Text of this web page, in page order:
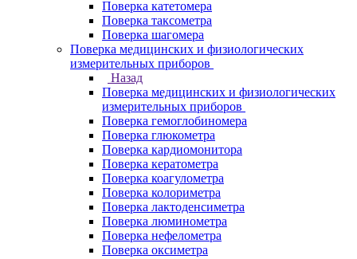
Поверка катетомера
Поверка таксометра
Поверка шагомера
Поверка медицинских и физиологических
измерительных приборов
Назад
Поверка медицинских и физиологических
измерительных приборов
Поверка гемоглобиномера
Поверка глюкометра
Поверка кардиомонитора
Поверка кератометра
Поверка коагулометра
Поверка колориметра
Поверка лактоденсиметра
Поверка люминометра
Поверка нефелометра
Поверка оксиметра